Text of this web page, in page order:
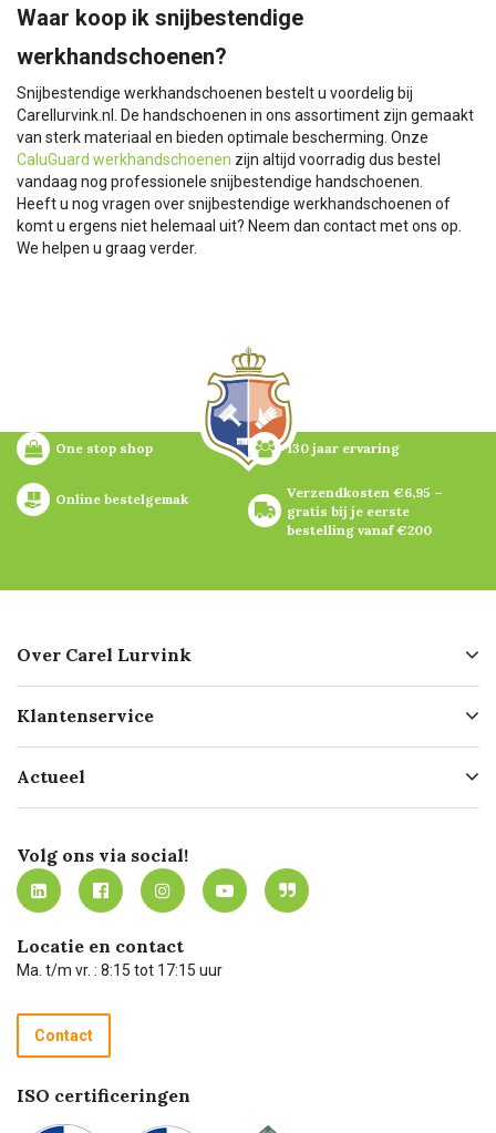
Waar koop ik snijbestendige
werkhandschoenen?
Snijbestendige werkhandschoenen bestelt u voordelig bij
Carellurvink.nl. De handschoenen in ons assortiment zijn gemaakt
van sterk materiaal en bieden optimale bescherming. Onze
CaluGuard werkhandschoenen zijn altijd voorradig dus bestel
vandaag nog professionele snijbestendige handschoenen.
Heeft u nog vragen over snijbestendige werkhandschoenen of
komt u ergens niet helemaal uit? Neem dan contact met ons op.
We helpen u graag verder.
One stop shop 130 jaar ervaring
Online bestelgemak
Verzendkosten €6,95 –
gratis bij je eerste
bestelling vanaf €200
Over Carel Lurvink
Geschiedenis
Missie
Werken bij Carel Lurvink
MVO
Klantenservice
Bezorgen
Mijn Carel Lurvink
Mijn Carel Lurvink instructievideo's
Carel Lurvink App
Hulp op afstand
Technische dienst
Recycle programma
Betalen
Actueel
Innovation LAB
Tevreden klanten
Carel Lurvink Blog
Carel de podcast
Volg ons via social!
Locatie en contact
Ma. t/m vr. : 8:15 tot 17:15 uur
Contact
ISO certificeringen